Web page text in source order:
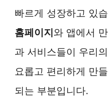
빠르게 성장하고 있
홈페이지와 앱에서
과 서비스들이 우리
요롭고 편리하게 만
되는 부분입니다.